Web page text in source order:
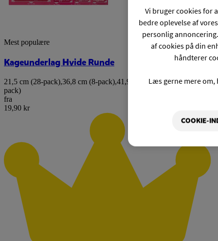
Mest populære
Kageunderlag Hvide Runde
21,5 cm (28-pack),36,8 cm (8-pack),41,9 cm (4-pack),26,6 cm (16-
pack)
fra
19,90 kr
Vi bruger cookies for
bedre oplevelse af
personlig
af cookies på din
håndterer
Læs gerne mere
COOKIE-